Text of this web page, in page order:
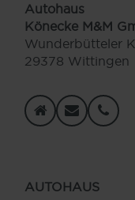
Autohaus
Könecke M&M
Wunderbütteler
29378 Wittingen
AUTOHAUS